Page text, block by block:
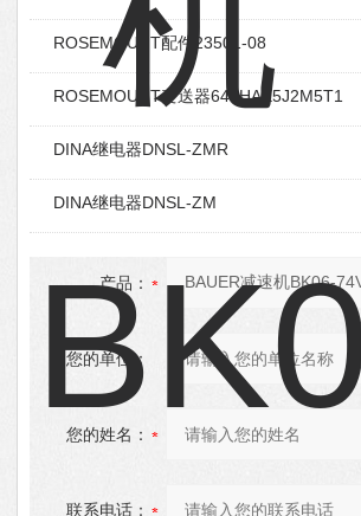
ROSEMOUNT配件23501-08
ROSEMOUNT变送器644HAE5J2M5T1
DINA继电器DNSL-ZMR
DINA继电器DNSL-ZM
产品：
您的单位：
您的姓名：
联系电话：